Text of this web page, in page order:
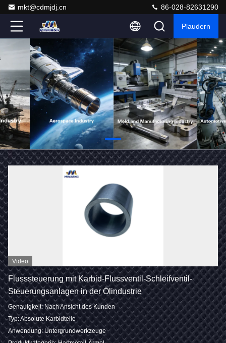
mkt@cdmjdj.cn 86-028-82631290
Plaudern
Video
Flusssteuerung mit Karbid-Flussventil-Schleifventil-
Steuerungsanlagen in der Ölindustrie
Genauigkeit: Nach Ansicht des Kunden
Typ: Absolute Karbidteile
Anwendung: Untergrundwerkzeuge